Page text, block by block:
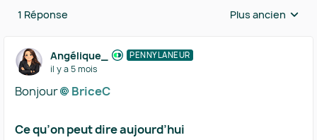
1 Réponse Réponses triées
Plus ancien
Angélique_ PENNYLANEUR
il y a 5 mois
Bonjour BriceC​
Ce qu’on peut dire aujourd’hui